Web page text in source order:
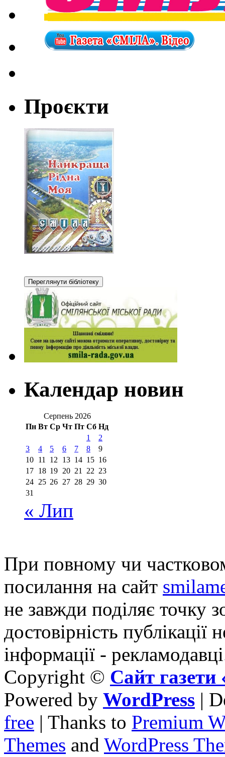
Проєкти
Календар новин
Серпень 2026
Пн Вт Ср Чт Пт Сб Нд
1
2
3
4 5 6 7 8
9
10 11 12 13 14 15 16
17 18 19 20 21 22 23
24 25 26 27 28 29 30
31
« Лип
При повному чи
посилання на сайт
не завжди поділяє точку
достовірність публікації
інформації -
Copyright © Сайт
Powered by WordPress |
free | Thanks to Premium
Themes and WordPress